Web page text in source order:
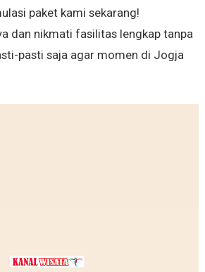
paket kami sekarang!
dan nikmati fasilitas lengkap tanpa
pasti saja agar momen di Jogja